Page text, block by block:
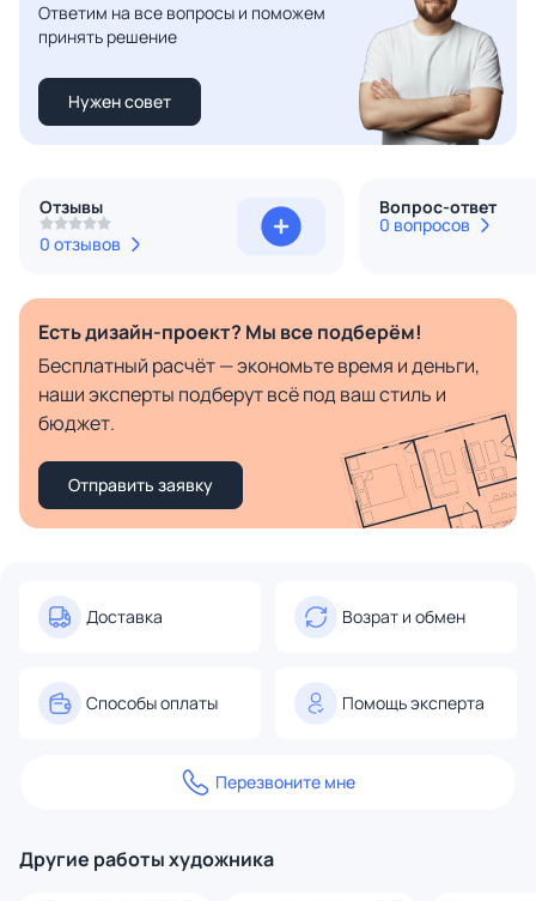
Ответим на все вопросы и поможем
принять решение
Нужен совет
Отзывы
0 отзывов
Вопрос-ответ
0 вопросов
Есть дизайн-проект? Мы все подберём!
Бесплатный расчёт — экономьте время и деньги,
наши эксперты подберут всё под ваш стиль и
бюджет.
Отправить заявку
Доставка Возрат и обмен
Способы оплаты Помощь эксперта
Перезвоните мне
Другие работы художника